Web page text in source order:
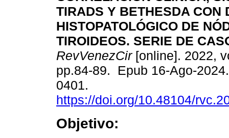
TIRADS Y BETHESDA CON
HISTOPATOLÓGICO DE
TIROIDEOS. SERIE DE
RevVenezCir[online]. 2022,
pp.84-89. Epub 16-Ago-
0401.
https://doi.org/10.48104/
Objetivo: